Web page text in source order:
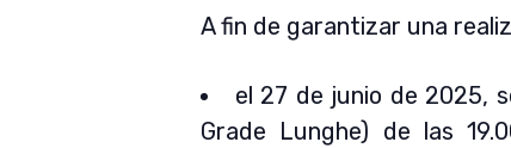
A fin de garantizar una
el 27 de junio de 2025,
Grade Lunghe) de las